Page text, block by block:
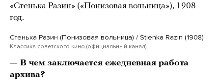
«Стенька Разин» («Понизовая вольница»), 1908
год.
Стенька Разин (Понизовая вольница) / Stienka Razin (1908)
Классика советского кино (официальный канал)
— В чем заключается ежедневная работа
архива?